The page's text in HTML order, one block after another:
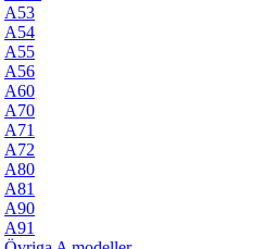
A53
A54
A55
A56
A60
A70
A71
A72
A80
A81
A90
A91